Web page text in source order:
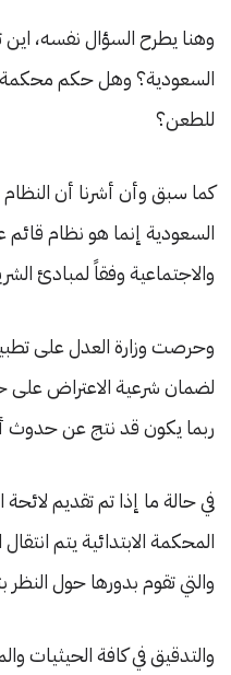
وهنا يطرح السؤال نفسه،
السعودية؟ وهل حكم محكمة
للطعن؟
كما سبق وأن أشرنا أن النظام
السعودية إنما هو نظام قائم
والاجتماعية وفقاً لمبادئ
وحرصت وزارة العدل على
لضمان شرعية الاعتراض
ربما يكون قد نتج عن
في حالة ما إذا تم تقديم
المحكمة الابتدائية يتم
والتي تقوم بدورها حول
والتدقيق في كافة الحيثيات